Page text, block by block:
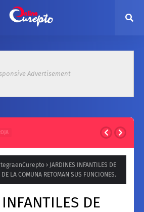
Advertisement
EN ZONA CENTRAL
JARDINES INFANTILES DE
LA COMUNA RETOMAN SUS FUNCIONES.
DE